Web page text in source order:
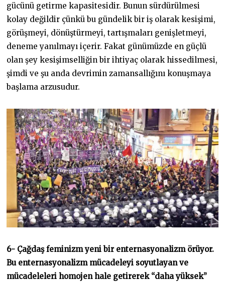
gücünü getirme kapasitesidir. Bunun sürdürülmesi
kolay değildir çünkü bu gündelik bir iş olarak kesişimi,
görüşmeyi, dönüştürmeyi, tartışmaları genişletmeyi,
deneme yanılmayı içerir. Fakat günümüzde en güçlü
olan şey kesişimselliğin bir ihtiyaç olarak hissedilmesi,
şimdi ve şu anda devrimin zamansallığını konuşmaya
başlama arzusudur.
6- Çağdaş feminizm yeni bir enternasyonalizm örüyor.
Bu enternasyonalizm mücadeleyi soyutlayan ve
mücadeleleri homojen hale getirerek “daha yüksek”